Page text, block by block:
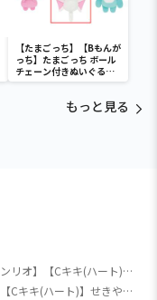
【たまごっち】【Bもんが
っち】たまごっち ボール
チェーン付きぬいぐるみ
～Tamagotchi
もっと見る
【サンリオ】【Cキキ(ハート)】せきやゆりえ×サンリオキャラクターズ ぬいぐるみマスコット ポムポムプリン・リトルツインスターズ
【サンリオ】【Cキキ(ハート)】せきやゆりえ×サンリオキャラクターズ ぬいぐるみマスコット ポムポムプリン・リトルツインスターズ